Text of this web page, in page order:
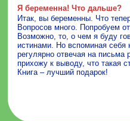
Я беременна! Что дальше?
Итак, вы беременны. Что
Вопросов много. Попробуем
Возможно, то, о чем я буду
истинами. Но вспоминая себя
регулярно отвечая на
прихожу к выводу, что такая
Книга – лучший подарок!